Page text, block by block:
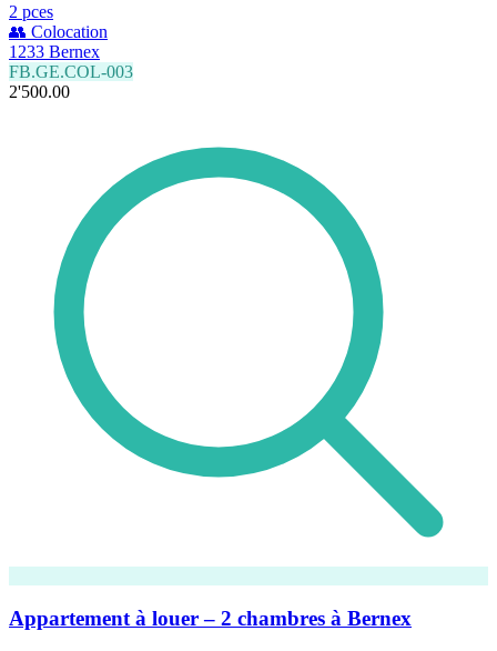
2 pces
👥 Colocation
1233 Bernex
FB.GE.COL-003
2'500.00
Appartement à louer – 2 chambres à Bernex